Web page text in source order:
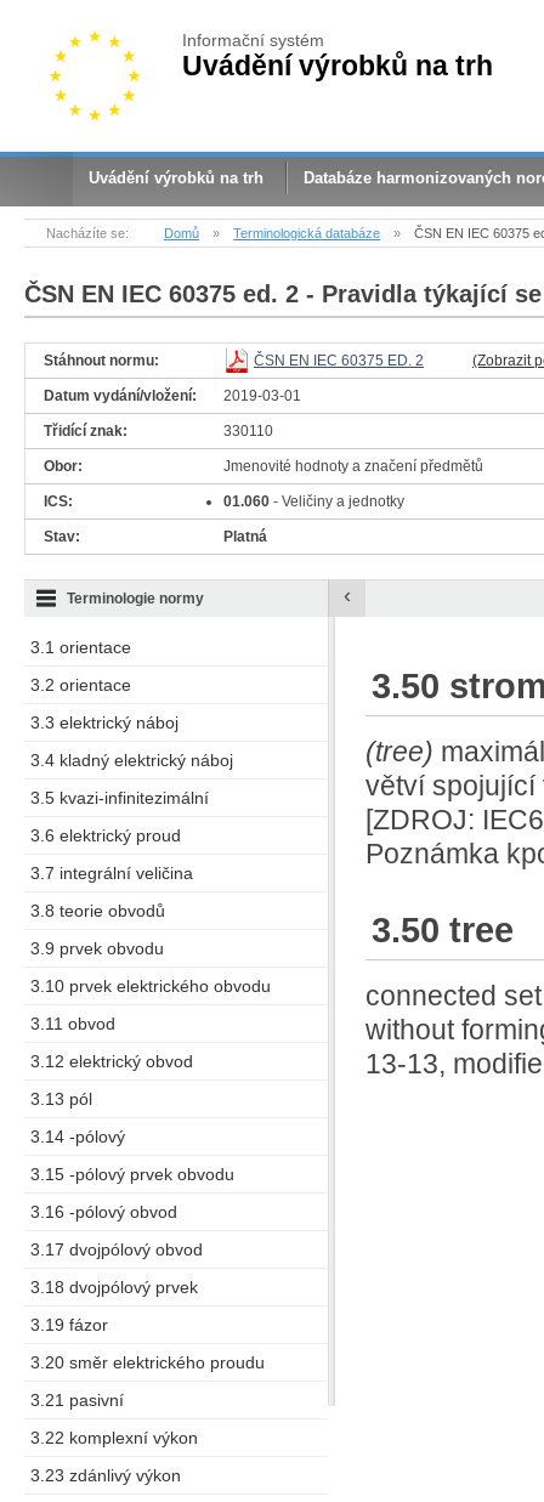
Informační systém
Uvádění výrobků na trh
Uvádění výrobků na trh Databáze harmonizovaných
Nacházíte se: Domů » Terminologická databáze » ČSN EN IEC 60375
ČSN EN IEC 60375 ed. 2 - Pravidla týkající
Stáhnout normu: ČSN EN IEC 60375 ED. 2 (Zobrazit
Datum vydání/vložení: 2019-03-01
Třidící znak: 330110
Obor: Jmenovité hodnoty a značení předmětů
ICS: 01.060 - Veličiny a jednotky
Stav: Platná
3.1 orientace
3.2 orientace
3.3 elektrický náboj
3.4 kladný elektrický náboj
3.5 kvazi-infinitezimální
3.6 elektrický proud
3.7 integrální veličina
3.8 teorie obvodů
3.9 prvek obvodu
3.10 prvek elektrického obvodu
3.11 obvod
3.12 elektrický obvod
3.13 pól
3.14 -pólový
3.15 -pólový prvek obvodu
3.16 -pólový obvod
3.17 dvojpólový obvod
3.18 dvojpólový prvek
3.19 fázor
3.20 směr elektrického proudu
3.21 pasivní
3.22 komplexní výkon
3.23 zdánlivý výkon
Terminologie normy ‹
3.50
(tree)
větví spojující
[ZDROJ:
Poznámka
3.50 tree
connected
without
13-13,